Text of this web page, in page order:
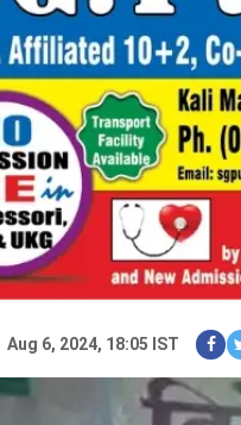
Aug 6, 2024, 18:05 IST